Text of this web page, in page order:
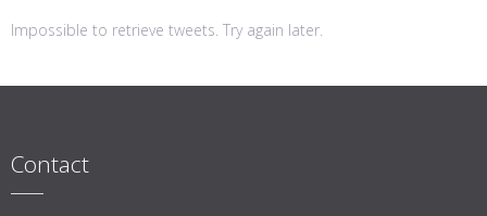
Impossible to retrieve tweets. Try again later.
Contact